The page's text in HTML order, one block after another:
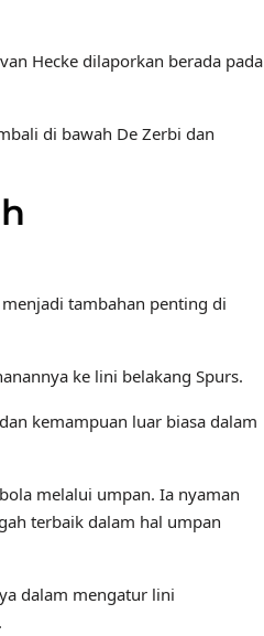
Hecke dilaporkan berada pada
di bawah De Zerbi dan
tambahan penting di
ke lini belakang Spurs.
kemampuan luar biasa dalam
melalui umpan. Ia nyaman
terbaik dalam hal umpan
dalam mengatur lini